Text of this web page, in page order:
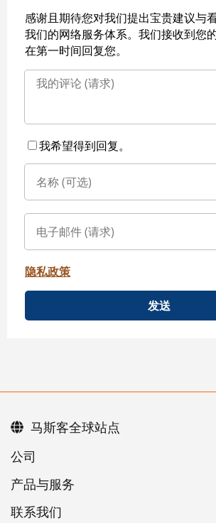
感谢且期待您对我们提出宝贵建议与
我们的网络服务体系。我们接收到您
在第一时间回复您。
我希望得到回复。
隐私政策
发送
公司
产品与服务
联系我们
马斯客全球站点